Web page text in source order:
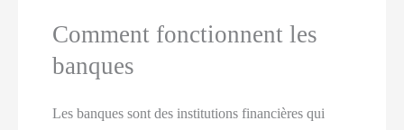
Comment fonctionnent les
banques
Les banques sont des institutions financières qui